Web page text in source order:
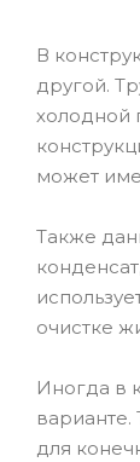
В
другой.
холодной
может
Также
очистке
Иногда в
варианте.
для